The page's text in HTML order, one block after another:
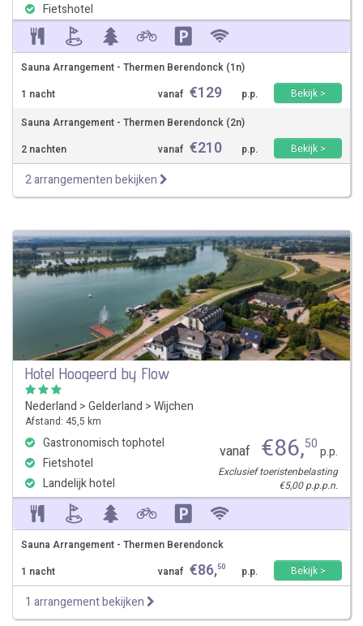
Fietshotel
Sauna Arrangement - Thermen Berendonck (1n)
1 nacht
vanaf €129 p.p.
Bekijk >
Sauna Arrangement - Thermen Berendonck (2n)
2 nachten
vanaf €210 p.p. Bekijk >
2 arrangementen bekijken
Hotel Hoogeerd by Flow
Nederland >Gelderland >Wijchen
Afstand: 45,5 km
Gastronomisch tophotel
Fietshotel
Landelijk hotel
vanaf €86,50p.p.
Exclusief toeristenbelasting
€5,00 p.p.p.n.
Sauna Arrangement - Thermen Berendonck
1 nacht
vanaf €86,50 p.p. Bekijk >
1 arrangement bekijken